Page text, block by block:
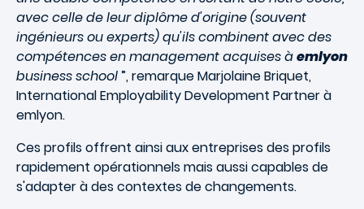
avec celle de leur diplôme d'origine (souvent
ingénieurs ou experts) qu'ils combinent avec des
compétences en management acquises àemlyon
business school”, remarque Marjolaine Briquet,
International Employability Development Partner à
emlyon.
Ces profils offrent ainsi aux entreprises des profils
rapidement opérationnels mais aussi capables de
s'adapter à des contextes de changements.